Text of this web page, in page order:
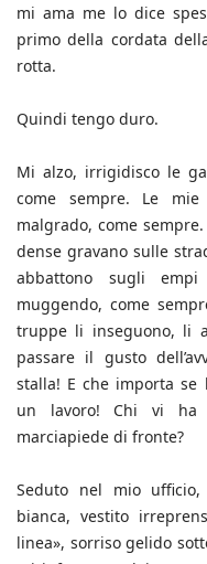
mi ama me lo dice
primo della cordata
rotta.
Quindi tengo duro.
Mi alzo, irrigidisco le
come sempre. Le
malgrado, come
dense gravano sulle
abbattono sugli
muggendo, come
truppe li inseguono, li
passare il gusto
stalla! E che importa se
un lavoro! Chi vi ha
marciapiede di fronte?
Seduto nel mio
bianca, vestito
linea», sorriso gelido